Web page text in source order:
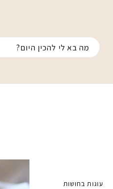
עוגות בחושות